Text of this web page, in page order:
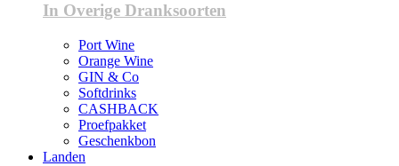
In Overige Dranksoorten
Port Wine
Orange Wine
GIN & Co
Softdrinks
CASHBACK
Proefpakket
Geschenkbon
Landen